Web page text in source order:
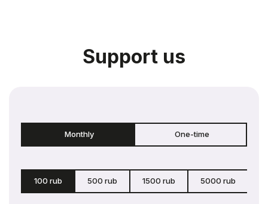
Support us
Monthly One-time
100 rub 500 rub 1500 rub 5000 rub